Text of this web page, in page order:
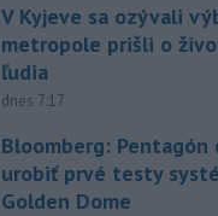
V Kyjeve sa ozývali
metropole prišli o
ľudia
dnes 7:17
Bloomberg: Pentagón
urobiť prvé testy
Golden Dome